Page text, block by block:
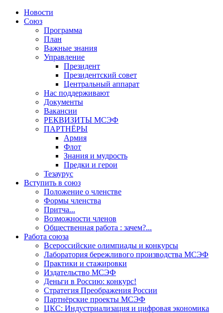
Новости
Союз
Программа
План
Важные знания
Управление
Президент
Президентский совет
Центральный аппарат
Нас поддерживают
Документы
Вакансии
РЕКВИЗИТЫ МСЭФ
ПАРТНЁРЫ
Армия
Флот
Знания и мудрость
Предки и герои
Тезаурус
Вступить в союз
Положение о членстве
Формы членства
Притча...
Возможности членов
Общественная работа : зачем?...
Работа союза
Всероссийские олимпиады и конкурсы
Лаборатория бережливого производства МСЭФ
Практики и стажировки
Издательство МСЭФ
Деньги в Россию: конкурс!
Стратегия Преображения России
Партнёрские проекты МСЭФ
ЦКС: Индустриализация и цифровая экономика